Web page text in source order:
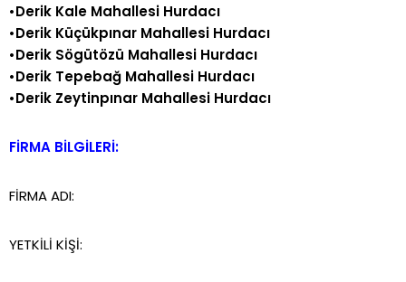
•Derik Kale Mahallesi Hurdacı
•Derik Küçükpınar Mahallesi Hurdacı
•Derik Sögütözü Mahallesi Hurdacı
•Derik Tepebağ Mahallesi Hurdacı
•Derik Zeytinpınar Mahallesi Hurdacı
FİRMA BİLGİLERİ:
FİRMA ADI:
YETKİLİ KİŞİ: